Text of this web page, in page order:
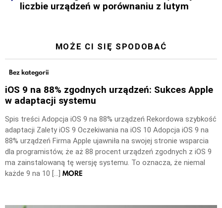
liczbie urządzeń w porównaniu z lutym
MOŻE CI SIĘ SPODOBAĆ
Bez kategorii
iOS 9 na 88% zgodnych urządzeń: Sukces Apple
w adaptacji systemu
Spis treści Adopcja iOS 9 na 88% urządzeń Rekordowa szybkość
adaptacji Zalety iOS 9 Oczekiwania na iOS 10 Adopcja iOS 9 na
88% urządzeń Firma Apple ujawniła na swojej stronie wsparcia
dla programistów, że aż 88 procent urządzeń zgodnych z iOS 9
ma zainstalowaną tę wersję systemu. To oznacza, że niemal
każde 9 na 10 […] MORE